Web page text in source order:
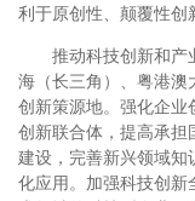
利于原创性、颠覆性创
推动科技创新和产
海（长三角）、粤港澳
创新策源地。强化企业
创新联合体，提高承担
建设，完善新兴领域知
化应用。加强科技创新